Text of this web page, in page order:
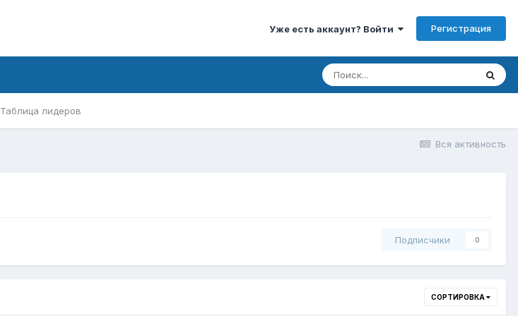
Уже есть аккаунт? Войти Регистрация
Таблица лидеров
Вся активность
Подписчики 0
СОРТИРОВКА